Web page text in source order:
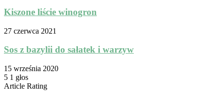
Kiszone liście winogron
27 czerwca 2021
Sos z bazylii do sałatek i warzyw
15 września 2020
5 1 głos
Article Rating